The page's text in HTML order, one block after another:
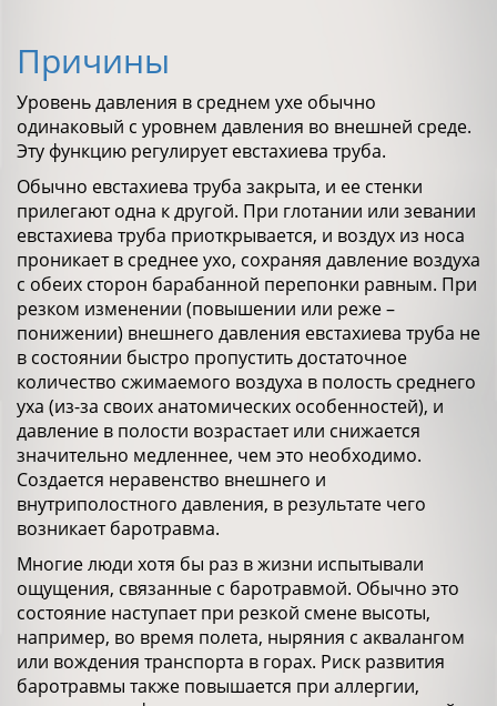
Причины
Уровень давления в среднем ухе обычно
одинаковый с уровнем давления во внешней среде.
Эту функцию регулирует евстахиева труба.
Обычно евстахиева труба закрыта, и ее стенки
прилегают одна к другой. При глотании или зевании
евстахиева труба приоткрывается, и воздух из носа
проникает в среднее ухо, сохраняя давление воздуха
с обеих сторон барабанной перепонки равным. При
резком изменении (повышении или реже –
понижении) внешнего давления евстахиева труба не
в состоянии быстро пропустить достаточное
количество сжимаемого воздуха в полость среднего
уха (из-за своих анатомических особенностей), и
давление в полости возрастает или снижается
значительно медленнее, чем это необходимо.
Создается неравенство внешнего и
внутриполостного давления, в результате чего
возникает баротравма.
Многие люди хотя бы раз в жизни испытывали
ощущения, связанные с баротравмой. Обычно это
состояние наступает при резкой смене высоты,
например, во время полета, ныряния с аквалангом
или вождения транспорта в горах. Риск развития
баротравмы также повышается при аллергии,